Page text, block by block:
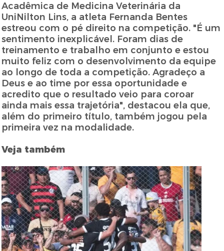
Acadêmica de Medicina Veterinária da
UniNilton Lins, a atleta Fernanda Bentes
estreou com o pé direito na competição. "É um
sentimento inexplicável. Foram dias de
treinamento e trabalho em conjunto e estou
muito feliz com o desenvolvimento da equipe
ao longo de toda a competição. Agradeço a
Deus e ao time por essa oportunidade e
acredito que o resultado veio para coroar
ainda mais essa trajetória", destacou ela que,
além do primeiro título, também jogou pela
primeira vez na modalidade.
Veja também